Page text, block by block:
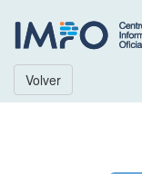
Volver